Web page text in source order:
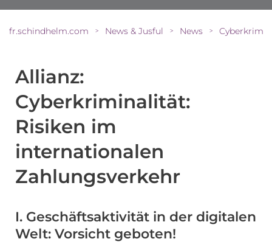
fr.schindhelm.com > News & Jusful > News >
Allianz:
Cyberkriminalität:
Risiken im
internationalen
Zahlungsverkehr
I. Geschäftsaktivität in der digitalen
Welt: Vorsicht geboten!